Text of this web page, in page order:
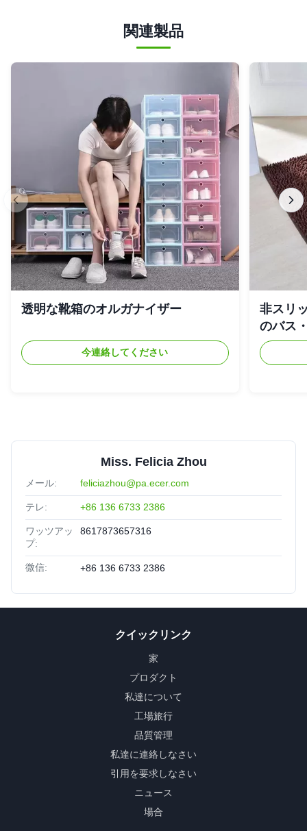
関連製品
透明な靴箱のオルガナイザー
今連絡してください
非スリ
のバス
Miss. Felicia Zhou
メール: feliciazhou@pa.ecer.com
テレ: +86 136 6733 2386
ワッツアッ
プ:
8617873657316
微信: +86 136 6733 2386
クイックリンク
家
プロダクト
私達について
工場旅行
品質管理
私達に連絡しなさい
引用を要求しなさい
ニュース
場合